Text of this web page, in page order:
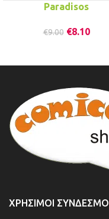
Paradisos
€9.00 €8.10
ΧΡΉΣΙΜΟΙ ΣΎΝΔΕΣΜΟΙ